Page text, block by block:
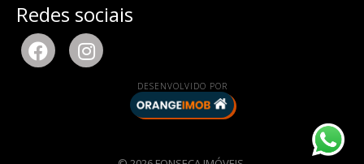
Redes sociais
DESENVOLVIDO POR